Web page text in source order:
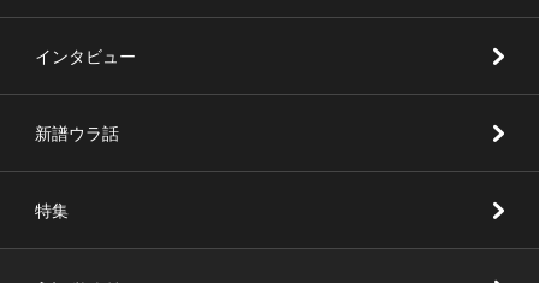
インタビュー
新譜ウラ話
特集